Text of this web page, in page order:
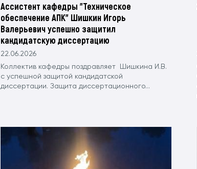
Ассистент кафедры "Техническое
обеспечение АПК" Шишкин Игорь
Валерьевич успешно защитил
кандидатскую диссертацию
22.06.2026
Коллектив кафедры поздравляет Шишкина И.В.
с успешной защитой кандидатской
диссертации. Защита диссертационного...